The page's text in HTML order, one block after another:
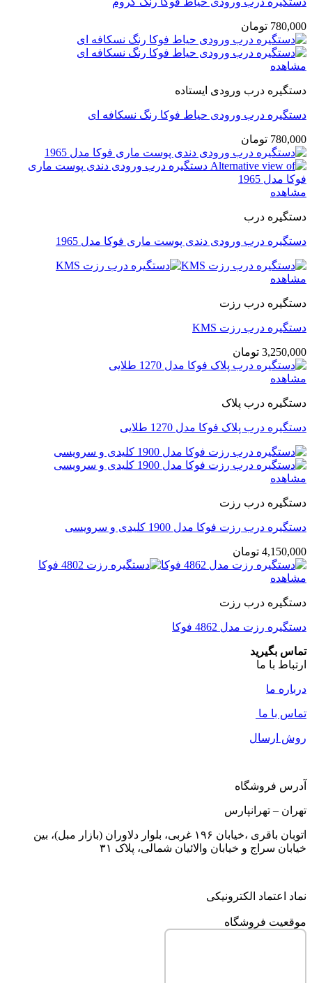
780,000 تومان
مشاهده
دستگیره درب ورودی ایستاده
دستگیره درب ورودی حیاط فوکا رنگ نسکافه ای
780,000 تومان
مشاهده
دستگیره درب
دستگیره درب ورودی دندی پوست ماری فوکا مدل 1965
مشاهده
دستگیره درب رزت
دستگیره درب رزت KMS
3,250,000 تومان
مشاهده
دستگیره درب پلاک
دستگیره درب پلاک فوکا مدل 1270 طلایی
مشاهده
دستگیره درب رزت
دستگیره درب رزت فوکا مدل 1900 کلیدی و سرویسی
4,150,000 تومان
مشاهده
دستگیره درب رزت
دستگیره رزت مدل 4862 فوکا
تماس بگیرید
ارتباط با ما
درباره ما
تماس با ما
روش ارسال
آدرس فروشگاه
تهران – تهرانپارس
اتوبان باقری ،خیابان ۱۹۶ غربی، بلوار دلاوران (بازار مبل)، بین
خیابان سراج و خیابان والائیان شمالی، پلاک ۳۱
نماد اعتماد الکترونیکی
موقعیت فروشگاه